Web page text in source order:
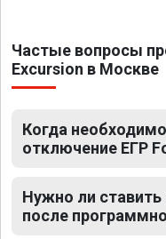
Частые вопросы
Excursion в Москве
Когда
отключение ЕГР
Нужно ли ставить
после